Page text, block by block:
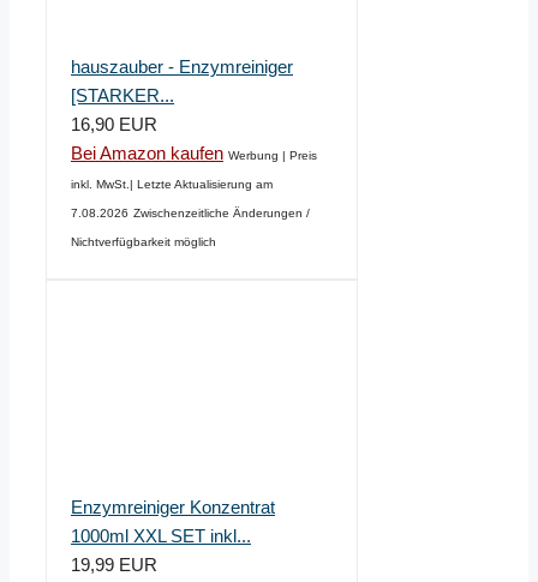
hauszauber - Enzymreiniger
[STARKER...
16,90 EUR
Bei Amazon kaufen Werbung | Preis
inkl. MwSt.| Letzte Aktualisierung am
7.08.2026 Zwischenzeitliche Änderungen /
Nichtverfügbarkeit möglich
Enzymreiniger Konzentrat
1000ml XXL SET inkl...
19,99 EUR